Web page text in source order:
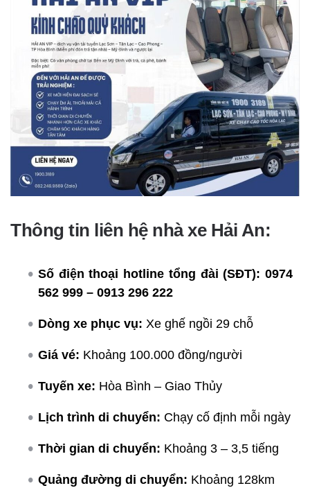
Thông tin liên hệ nhà xe Hải An:
Số điện thoại hotline tổng đài (SĐT): 0974
562 999 – 0913 296 222
Dòng xe phục vụ: Xe ghế ngồi 29 chỗ
Giá vé: Khoảng 100.000 đồng/người
Tuyến xe: Hòa Bình – Giao Thủy
Lịch trình di chuyển: Chạy cố định mỗi ngày
Thời gian di chuyển: Khoảng 3 – 3,5 tiếng
Quảng đường di chuyển: Khoảng 128km